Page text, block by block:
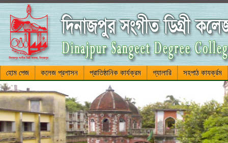
হোম পেজ কলেজ প্রশাসন প্রাতিষ্ঠানিক কার্যক্রম গ্যালারি সহপাঠ কাযর্ক্রম